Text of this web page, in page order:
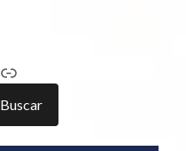
Enlace
Buscar